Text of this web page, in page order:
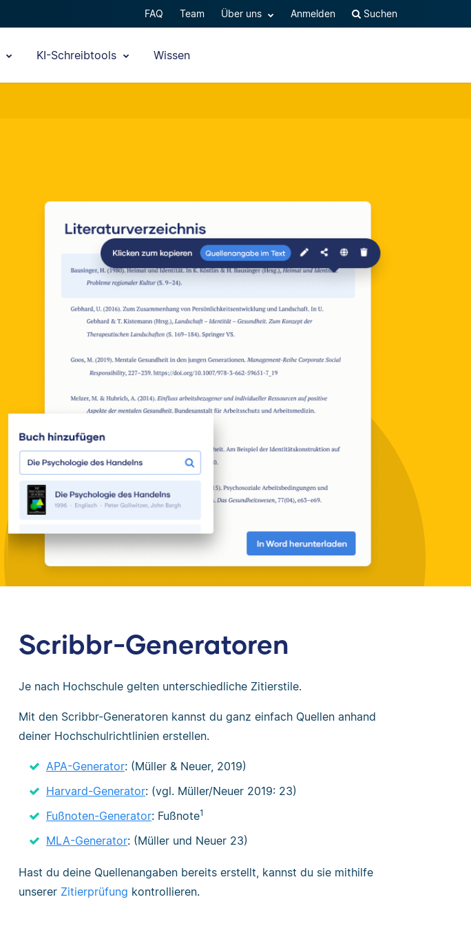
FAQ Team Über uns Anmelden Suchen
KI-Schreibtools Wissen
Scribbr-Generatoren
Je nach Hochschule gelten unterschiedliche Zitierstile.
Mit den Scribbr-Generatoren kannst du ganz einfach Quellen anhand
deiner Hochschulrichtlinien erstellen.
APA-Generator: (Müller & Neuer, 2019)
Harvard-Generator: (vgl. Müller/Neuer 2019: 23)
Fußnoten-Generator: Fußnote1
MLA-Generator: (Müller und Neuer 23)
Hast du deine Quellenangaben bereits erstellt, kannst du sie mithilfe
unserer Zitierprüfung kontrollieren.